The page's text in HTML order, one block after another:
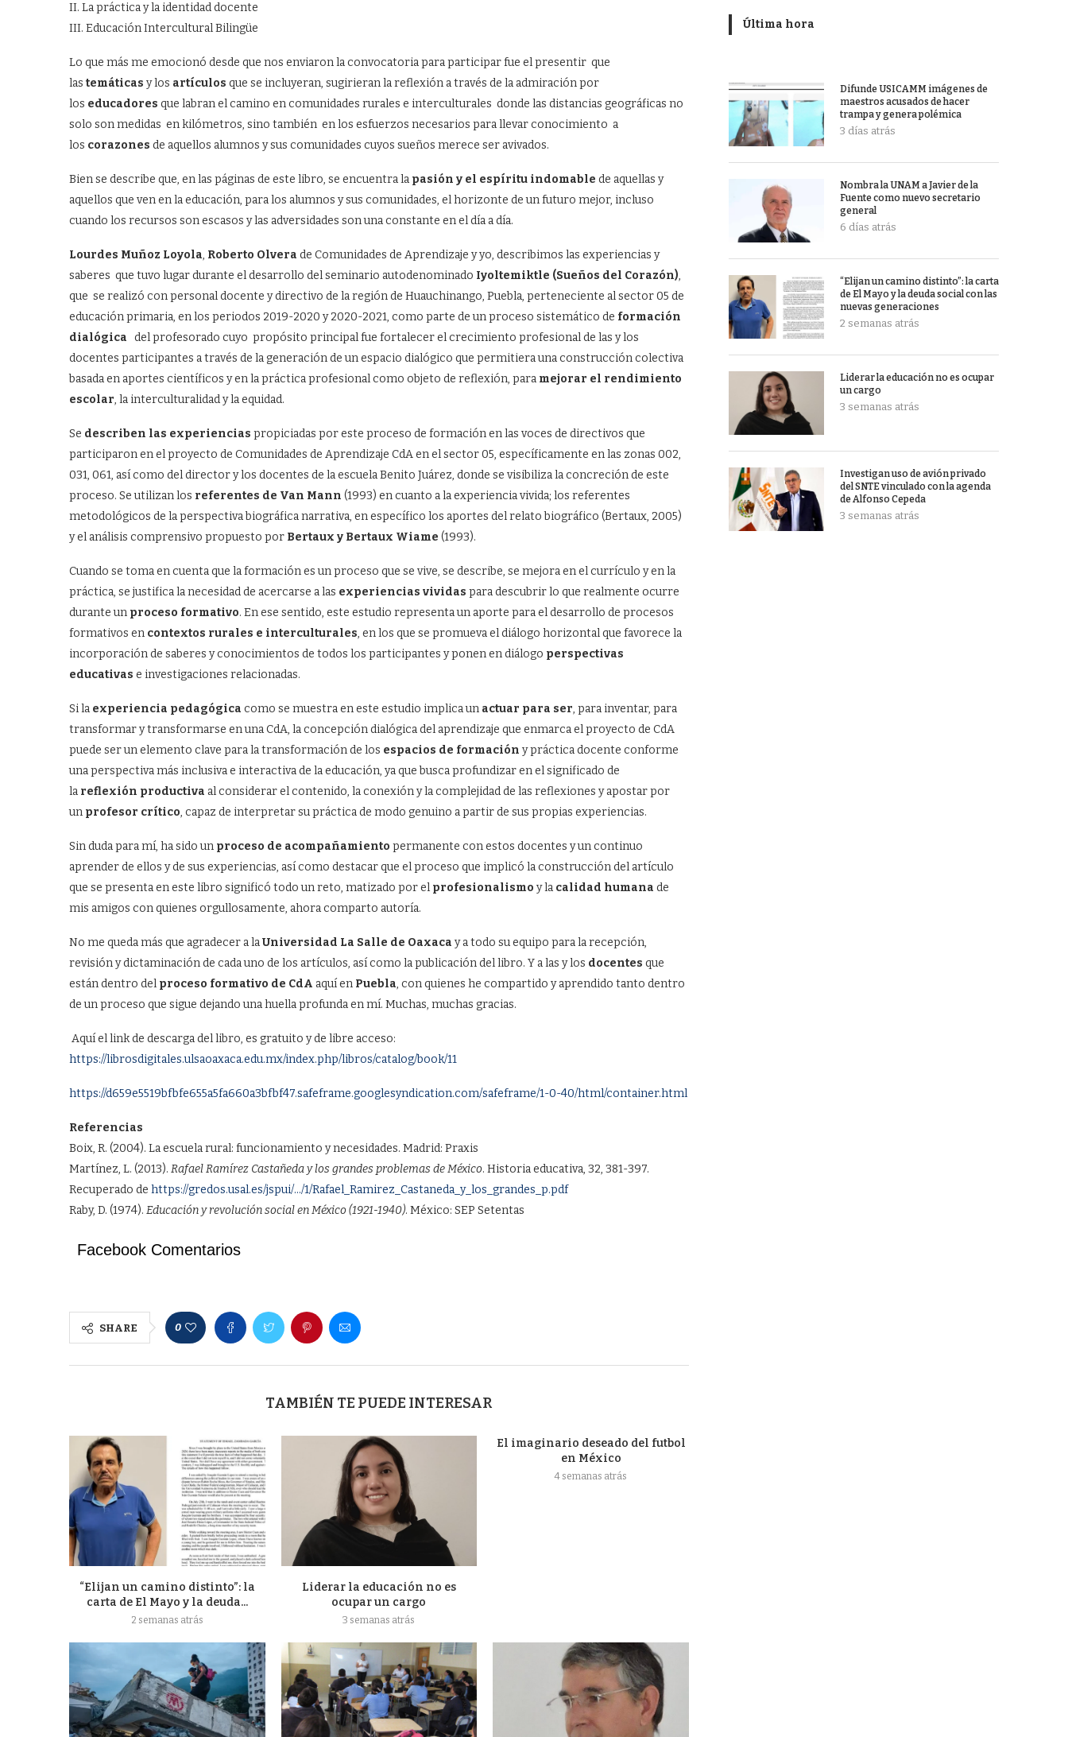
II. La práctica y la identidad docente
III. Educación Intercultural Bilingüe
Lo que más me emocionó desde que nos enviaron la convocatoria para participar fue el presentir que
las temáticas y los artículos que se incluyeran, sugirieran la reflexión a través de la admiración por
los educadores que labran el camino en comunidades rurales e interculturales donde las distancias geográficas no
solo son medidas en kilómetros, sino también en los esfuerzos necesarios para llevar conocimiento a
los corazones de aquellos alumnos y sus comunidades cuyos sueños merece ser avivados.
Bien se describe que, en las páginas de este libro, se encuentra la pasión y el espíritu indomable de aquellas y
aquellos que ven en la educación, para los alumnos y sus comunidades, el horizonte de un futuro mejor, incluso
cuando los recursos son escasos y las adversidades son una constante en el día a día.
Lourdes Muñoz Loyola, Roberto Olvera de Comunidades de Aprendizaje y yo, describimos las experiencias y
saberes que tuvo lugar durante el desarrollo del seminario autodenominado Iyoltemiktle (Sueños del Corazón),
que se realizó con personal docente y directivo de la región de Huauchinango, Puebla, perteneciente al sector 05 de
educación primaria, en los periodos 2019-2020 y 2020-2021, como parte de un proceso sistemático de formación
dialógica del profesorado cuyo propósito principal fue fortalecer el crecimiento profesional de las y los
docentes participantes a través de la generación de un espacio dialógico que permitiera una construcción colectiva
basada en aportes científicos y en la práctica profesional como objeto de reflexión, para mejorar el rendimiento
escolar, la interculturalidad y la equidad.
Se describen las experiencias propiciadas por este proceso de formación en las voces de directivos que
participaron en el proyecto de Comunidades de Aprendizaje CdA en el sector 05, específicamente en las zonas 002,
031, 061, así como del director y los docentes de la escuela Benito Juárez, donde se visibiliza la concreción de este
proceso. Se utilizan los referentes de Van Mann (1993) en cuanto a la experiencia vivida; los referentes
metodológicos de la perspectiva biográfica narrativa, en específico los aportes del relato biográfico (Bertaux, 2005)
y el análisis comprensivo propuesto por Bertaux y Bertaux Wiame (1993).
Cuando se toma en cuenta que la formación es un proceso que se vive, se describe, se mejora en el currículo y en la
práctica, se justifica la necesidad de acercarse a las experiencias vividas para descubrir lo que realmente ocurre
durante un proceso formativo. En ese sentido, este estudio representa un aporte para el desarrollo de procesos
formativos en contextos rurales e interculturales, en los que se promueva el diálogo horizontal que favorece la
incorporación de saberes y conocimientos de todos los participantes y ponen en diálogo perspectivas
educativas e investigaciones relacionadas.
Si la experiencia pedagógica como se muestra en este estudio implica un actuar para ser, para inventar, para
transformar y transformarse en una CdA, la concepción dialógica del aprendizaje que enmarca el proyecto de CdA
puede ser un elemento clave para la transformación de los espacios de formación y práctica docente conforme
una perspectiva más inclusiva e interactiva de la educación, ya que busca profundizar en el significado de
la reflexión productiva al considerar el contenido, la conexión y la complejidad de las reflexiones y apostar por
un profesor crítico, capaz de interpretar su práctica de modo genuino a partir de sus propias experiencias.
Sin duda para mí, ha sido un proceso de acompañamiento permanente con estos docentes y un continuo
aprender de ellos y de sus experiencias, así como destacar que el proceso que implicó la construcción del artículo
que se presenta en este libro significó todo un reto, matizado por el profesionalismo y la calidad humana de
mis amigos con quienes orgullosamente, ahora comparto autoría.
No me queda más que agradecer a laUniversidad La Salle de Oaxaca y a todo su equipo para la recepción,
revisión y dictaminación de cada uno de los artículos, así como la publicación del libro. Y a las y los docentes que
están dentro del proceso formativo de CdA aquí en Puebla, con quienes he compartido y aprendido tanto dentro
de un proceso que sigue dejando una huella profunda en mí. Muchas, muchas gracias.
Aquí el link de descarga del libro, es gratuito y de libre acceso:
https://librosdigitales.ulsaoaxaca.edu.mx/index.php/libros/catalog/book/11
https://d659e5519bfbfe655a5fa660a3bfbf47.safeframe.googlesyndication.com/safeframe/1-0-40/html/container.html
Referencias
Boix, R. (2004). La escuela rural: funcionamiento y necesidades. Madrid: Praxis
Martínez, L. (2013). Rafael Ramírez Castañeda y los grandes problemas de México. Historia educativa, 32, 381-397.
Recuperado de https://gredos.usal.es/jspui/…/1/Rafael_Ramirez_Castaneda_y_los_grandes_p.pdf
Raby, D. (1974). Educación y revolución social en México (1921-1940). México: SEP Setentas
Facebook Comentarios
SHARE 0
TAMBIÉN TE PUEDE INTERESAR
“Elijan un camino distinto”: la
carta de El Mayo y la deuda...
2 semanas atrás
Liderar la educación no es
ocupar un cargo
3 semanas atrás
El imaginario deseado del futbol
en México
4 semanas atrás
Última hora
Difunde USICAMM imágenes de
maestros acusados de hacer
trampa y genera polémica
3 días atrás
Nombra la UNAM a Javier de la
Fuente como nuevo secretario
general
6 días atrás
“Elijan un camino distinto”: la carta
de El Mayo y la deuda social con las
nuevas generaciones
2 semanas atrás
Liderar la educación no es ocupar
un cargo
3 semanas atrás
Investigan uso de avión privado
del SNTE vinculado con la agenda
de Alfonso Cepeda
3 semanas atrás